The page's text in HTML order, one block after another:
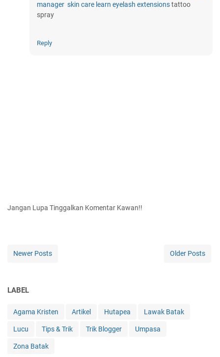
manager skin care learn eyelash extensionstattoo
spray
Reply
Jangan Lupa Tinggalkan Komentar Kawan!!
Newer Posts Older Posts
LABEL
Agama Kristen Artikel Hutapea Lawak Batak
Lucu Tips & Trik Trik Blogger Umpasa
Zona Batak